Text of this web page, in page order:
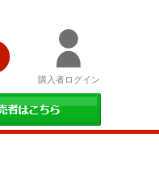
購入者ログイン